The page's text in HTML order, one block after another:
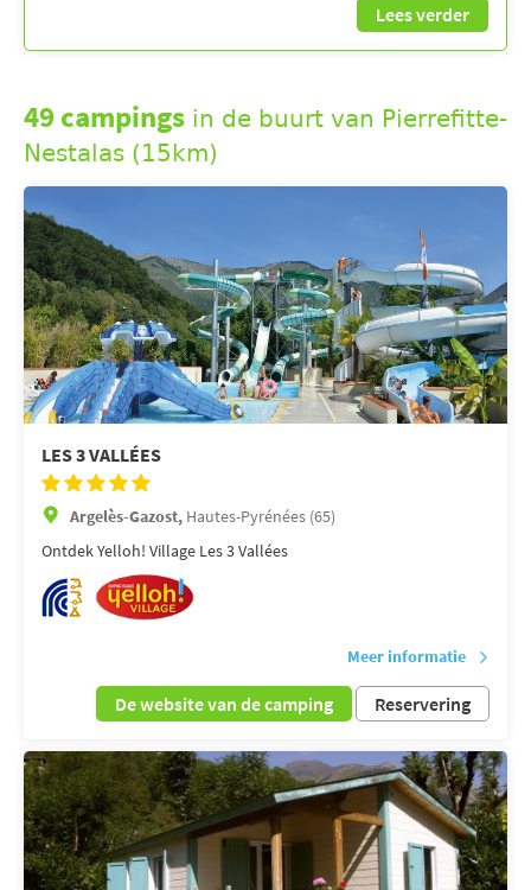
Lees verder
49 campings in de buurt van Pierrefitte-
Nestalas (15km)
LES 3 VALLÉES
Argelès-Gazost, Hautes-Pyrénées (65)
Ontdek Yelloh! Village Les 3 Vallées
Meer informatie
De website van de camping Reservering